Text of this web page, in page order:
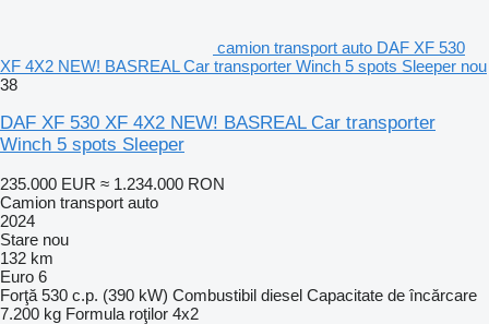
camion transport auto DAF XF 530
XF 4X2 NEW! BASREAL Car transporter Winch 5 spots Sleeper nou
38
DAF XF 530 XF 4X2 NEW! BASREAL Car transporter
Winch 5 spots Sleeper
235.000 EUR ≈ 1.234.000 RON
Camion transport auto
2024
Stare nou
132 km
Euro 6
Forţă 530 c.p. (390 kW) Combustibil diesel Capacitate de încărcare
7.200 kg Formula roţilor 4x2